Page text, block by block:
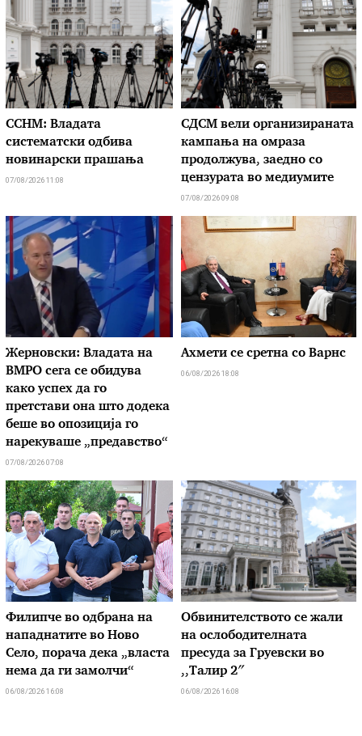
ССНМ: Владата
систематски одбива
новинарски прашања
07/08/2026 11:08
СДСМ вели организираната
кампања на омраза
продолжува, заедно со
цензурата во медиумите
07/08/2026 09:08
Жерновски: Владата на
ВМРО сега се обидува
како успех да го
претстави она што додека
беше во опозиција го
нарекуваше „предавство“
07/08/2026 07:08
Ахмети се сретна со Варнс
06/08/2026 18:08
Филипче во одбрана на
нападнатите во Ново
Село, порача дека „власта
нема да ги замолчи“
06/08/2026 16:08
Обвинителството се жали
на ослободителната
пресуда за Груевски во
,,Талир 2″
06/08/2026 16:08